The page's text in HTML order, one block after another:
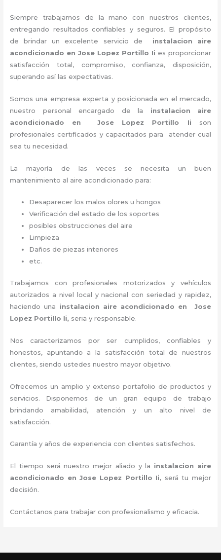
Siempre trabajamos de la mano con nuestros clientes,
entregando resultados confiables y seguros. El propósito
de brindar un excelente servicio de instalacion aire
acondicionado en Jose Lopez Portillo Ii es proporcionar
satisfacción total, compromiso, confianza, disposición,
superando así las expectativas.
Somos una empresa experta y posicionada en el mercado,
nuestro personal encargado de la instalacion aire
acondicionado en Jose Lopez Portillo Ii
son
profesionales certificados y capacitados para atender cual
sea tu necesidad.
La mayoría de las veces se necesita un buen
mantenimiento al aire acondicionado para:
Desaparecer los malos olores u hongos
Verificación del estado de los soportes
posibles obstrucciones del aire
Limpieza
Daños de piezas interiores
etc.
Trabajamos con profesionales motorizados y vehículos
autorizados a nivel local y nacional con seriedad y rapidez,
haciendo una instalacion aire acondicionado en Jose
Lopez Portillo Ii, seria y responsable.
Nos caracterizamos por ser cumplidos, confiables y
honestos, apuntando a la satisfacción total de nuestros
clientes, siendo ustedes nuestro mayor objetivo.
Ofrecemos un amplio y extenso portafolio de productos y
servicios. Disponemos de un gran equipo de trabajo
brindando amabilidad, atención y un alto nivel de
satisfacción.
Garantía y años de experiencia con clientes satisfechos.
El tiempo será nuestro mejor aliado y la instalacion aire
acondicionado en Jose Lopez Portillo Ii, será tu mejor
decisión.
Contáctanos para trabajar con profesionalismo y eficacia.